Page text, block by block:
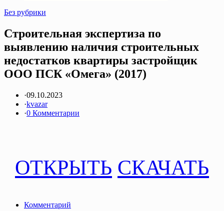
Без рубрики
Строительная экспертиза по
выявлению наличия строительных
недостатков квартиры застройщик
ООО ПСК «Омега» (2017)
·09.10.2023
·kvazar
·0 Комментарии
ОТКРЫТЬ СКАЧАТЬ
Комментарий